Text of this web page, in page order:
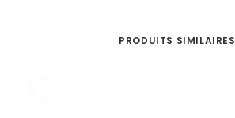
PRODUITS SIMILAIRES